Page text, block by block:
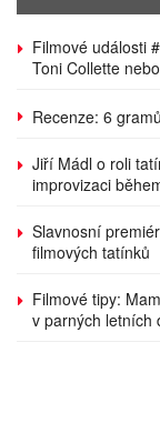
Filmové události
Toni Collette
Recenze: 6
Jiří Mádl o roli
improvizaci
Slavnosní
filmových tatínků
Filmové tipy:
v parných letních